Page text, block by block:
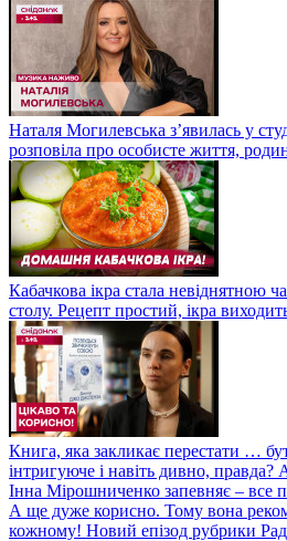
Наталя Могилевська з’явилась у
розповіла про особисте життя,
Кабачкова ікра стала невіднятною
столу. Рецепт простий, ікра
Книга, яка закликає перестати …
інтригуюче і навіть дивно, правда?
Інна Мірошниченко запевняє – все
А ще дуже корисно. Тому вона
кожному! Новий епізод рубрики